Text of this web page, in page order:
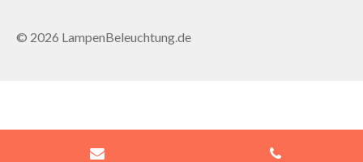
© 2026 LampenBeleuchtung.de